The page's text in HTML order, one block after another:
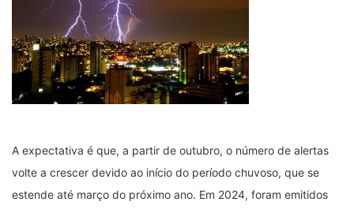
A expectativa é que, a partir de outubro, o número de alertas
volte a crescer devido ao início do período chuvoso, que se
estende até março do próximo ano. Em 2024, foram emitidos